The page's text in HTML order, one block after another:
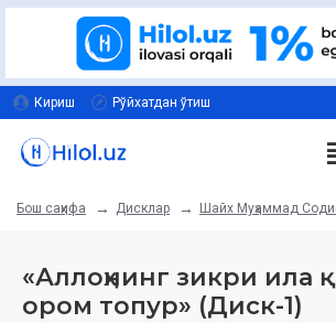
Кириш Рўйхатдан ўтиш
Бош саҳифа Дисклар Шайх Муҳаммад
«Аллоҳнинг зикри ила
ором топур» (Диск-1)